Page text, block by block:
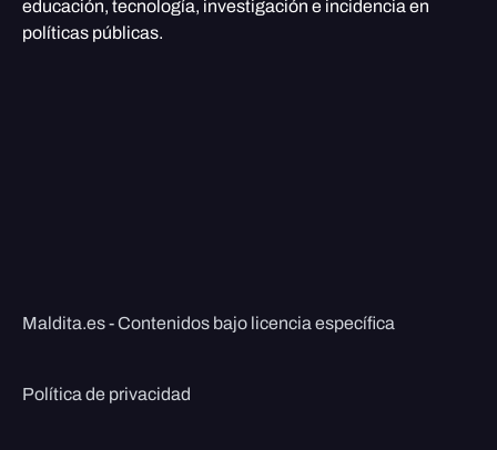
educación, tecnología, investigación e incidencia en
políticas públicas.
Maldita.es - Contenidos bajo licencia específica
Política de privacidad